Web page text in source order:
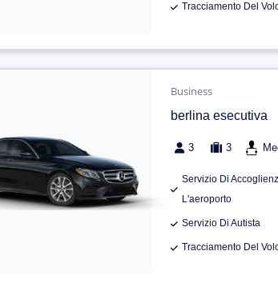
Tracciamento Del
Business
berlina esecutiva
3 3
Servizio Di
L'aeroporto
Servizio Di Autista
Tracciamento Del